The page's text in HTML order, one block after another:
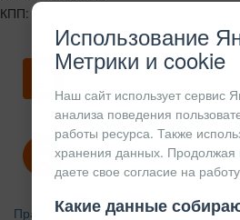
КПП: 744701001
Скачать карточку
Политика
Правила возврата
Использование
Метрики и cookie
Наш сайт использует сервис
анализа поведения
работы ресурса. Также
хранения данных. Продолжая
даете свое согласие на
Какие данные